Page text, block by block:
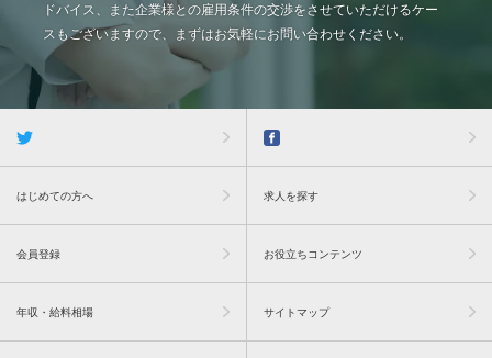
ドバイス、また企業様との雇用条件の交渉をさせていただけるケー
スもございますので、まずはお気軽にお問い合わせください。
はじめての方へ 求人を探す
会員登録 お役立ちコンテンツ
年収・給料相場 サイトマップ